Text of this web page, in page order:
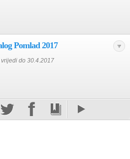
Pomlad 2017
do 30.4.2017